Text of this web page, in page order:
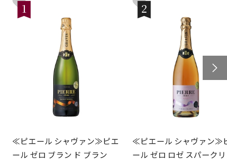
1
≪ピエール シャヴァン≫ピエ
ール ゼロ ブラン ド ブラン
2
≪ピエール シャヴァン≫
ール ゼロ ロゼ スパーク